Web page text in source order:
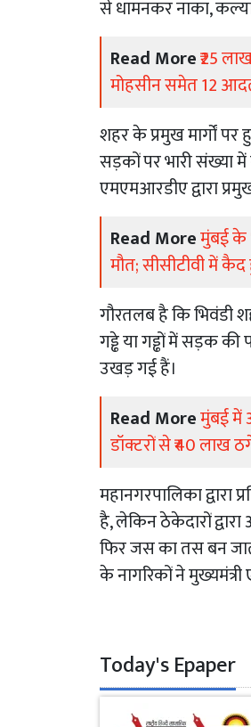
से धामनकर नाका,
Read More₹25
मोहसीन समेत 12
शहर के प्रमुख मार्गों
सड़कों पर भारी संख्या में
एमएमआरडीए द्वारा
Read Moreमुंबई के
मौत; सीसीटीवी में
गौरतलब है कि भिवंडी
गड्ढे या गड्ढों में सड़क
उखड़ गई हैं।
Read Moreमुंबई में
डॉक्टरों से ₹40 लाख
महानगरपालिका द्वारा
है, लेकिन ठेकेदारों
फिर जस का तस बन
के नागरिकों ने
Today's Epaper